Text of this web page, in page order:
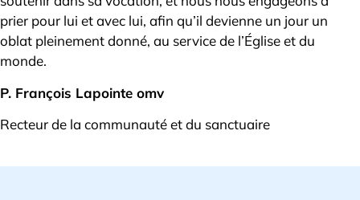
prier pour lui et avec lui, afin qu’il devienne un jour un
oblat pleinement donné, au service de l’Église et du
monde.
P. François Lapointe omv
Recteur de la communauté et du sanctuaire